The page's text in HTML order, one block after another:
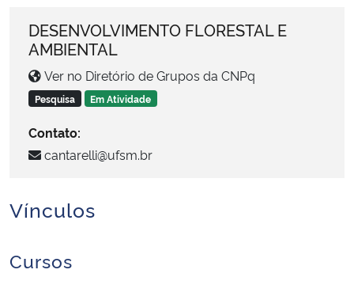
Ministério da Saúde
Ministério de Minas e Energia
Ministério da Ciência, Tecnologia, Inovações e Comunicações
Ministério do Desenvolvimento Regional
DESENVOLVIMENTO FLORESTAL E
AMBIENTAL
Ver no Diretório de Grupos da CNPq
Pesquisa Em Atividade
Contato:
cantarelli@ufsm.br
Vínculos
Cursos